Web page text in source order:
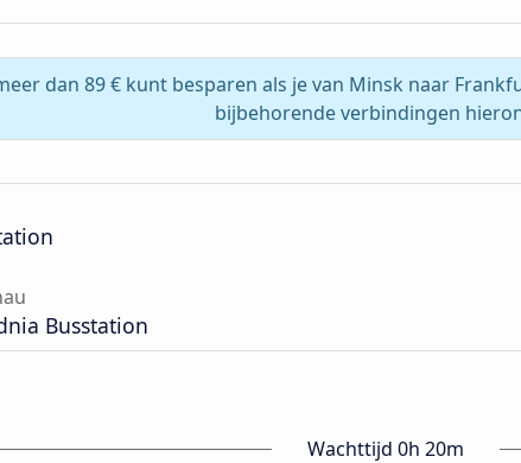
dan 89 € kunt besparen als je van Minsk naar
bijbehorende verbindingen
Busstation
Wachttijd 0h 20m